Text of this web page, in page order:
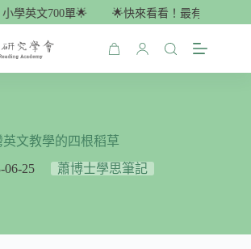
學英文700單🌟 🌟快來看看！最有效的腦科
購
英文教學的四根稻草
06-25
蕭博士學思筆記